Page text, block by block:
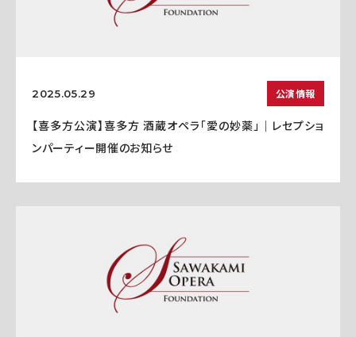
2025.05.29 公演情報
【喜多方公演】喜多方 酒蔵オペラ「愛の妙薬」｜レセプショ
ンパーティー開催のお知らせ